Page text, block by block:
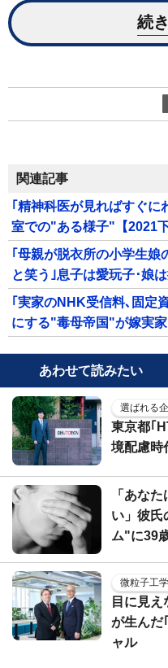
続
関連記事
｢精神科医が見ればすぐ
室での"ある様子"【2021
｢母親が脱衣所の小学生娘
と笑う｣息子は愛玩子･娘
｢実家のNHK受信料､固定
にする"毒母帝国"が嫁実
あわせて読みたい
選ばれる
東京都｢
境配慮時
「あな
い」彼氏
ム"に39
微粒子工
目に見
が生んだ
ャル